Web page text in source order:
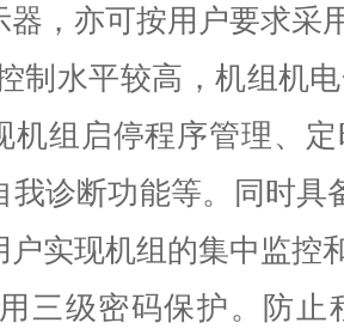
器，亦可按用户要求采
制水平较高，机组机
机组启停程序管理、
我诊断功能等。同时具
户实现机组的集中监控
三级密码保护。防止